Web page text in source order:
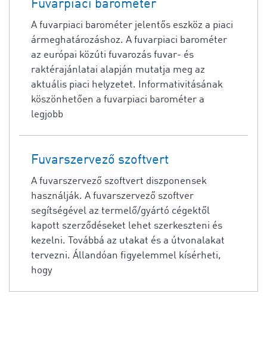
Fuvarpiaci barométer
A fuvarpiaci barométer jelentős eszköz a piaci
ármeghatározáshoz. A fuvarpiaci barométer
az európai közúti fuvarozás fuvar- és
raktérajánlatai alapján mutatja meg az
aktuális piaci helyzetet. Informativitásának
köszönhetően a fuvarpiaci barométer a
legjobb
Fuvarszervező szoftvert
A fuvarszervező szoftvert diszponensek
használják. A fuvarszervező szoftver
segítségével az termelő/gyártó cégektől
kapott szerződéseket lehet szerkeszteni és
kezelni. Továbbá az utakat és a útvonalakat
tervezni. Állandóan figyelemmel kísérheti,
hogy